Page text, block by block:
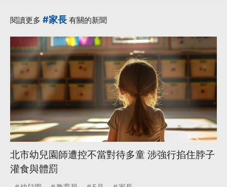
閱讀更多 #家長 有關的新聞
北市幼兒園師遭控不當對待多童 涉強行掐住脖子
灌食與體罰